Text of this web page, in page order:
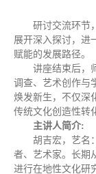
研讨交流环节
展开深入探讨，进
赋能的发展路径。
讲座结束后，
调查、艺术创作与
焕发新生，不仅深
传统文化创造性转
主讲人简介:
胡吉宏，艺名
者、艺术家。长期
进行在地性文化研